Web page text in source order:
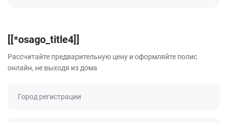
[[*osago_title4]]
Рассчитайте предварительную цену и оформляйте полис
онлайн, не выходя из дома
Город регистрации